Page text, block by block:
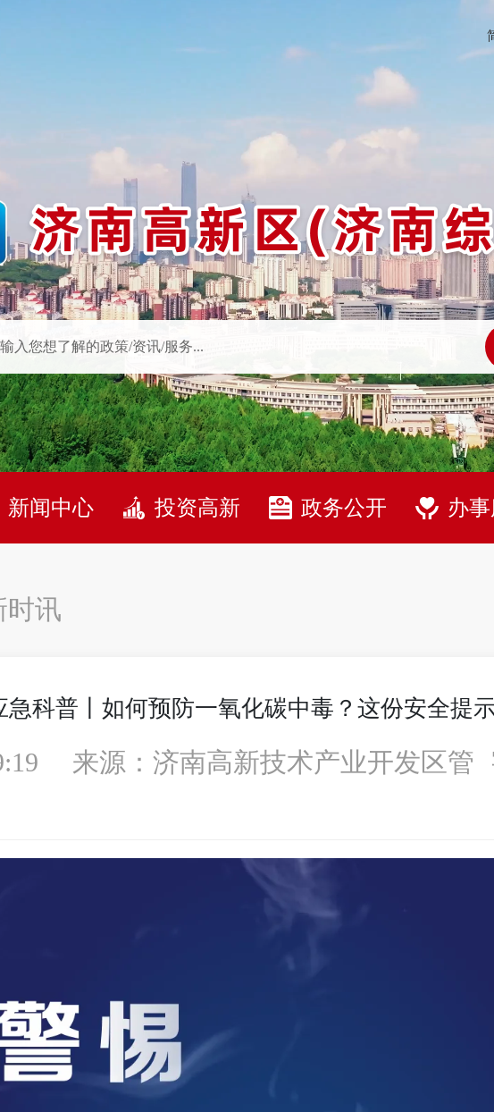
新闻中心 投资高新 政务公开 办
时讯
急科普丨如何预防一氧化碳中毒？这份安全提
来源：济南高新技术产业开发区管